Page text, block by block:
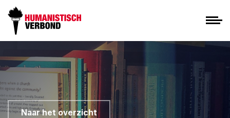
Naar het overzicht